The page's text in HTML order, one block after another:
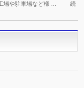
場や駐車場など様 …
続